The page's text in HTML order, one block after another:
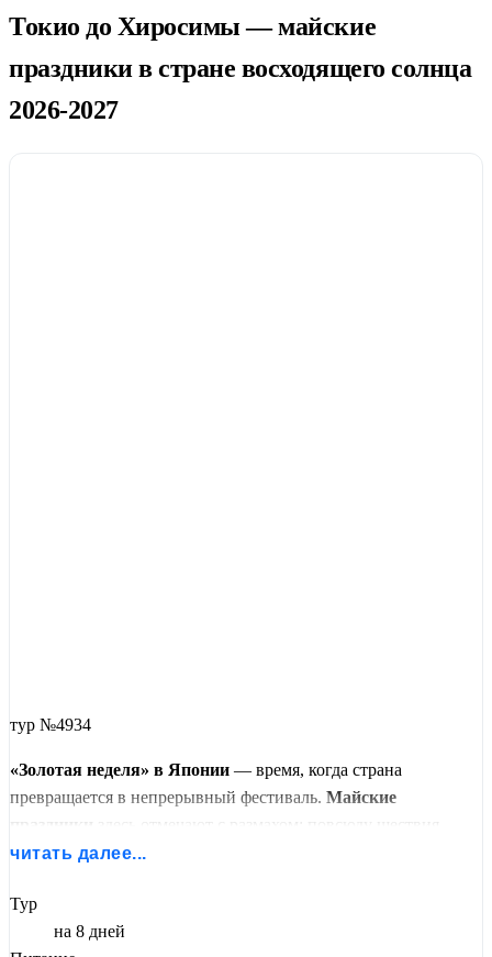
Токио до Хиросимы — майские
праздники в стране восходящего солнца
2026-2027
тур №4934
«Золотая неделя» в Японии — время, когда страна
превращается в непрерывный фестиваль. Майские
яркие флаги, смех и музыка. И этот тур даёт вам редкую
Он собран из контрастов, как и сама Япония. С одной
стороны —
читать далее...
Тур
на 8 дней